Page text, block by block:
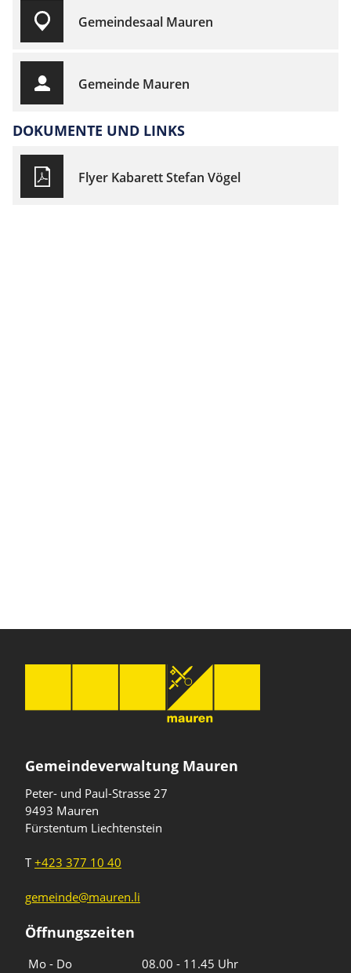
Gemeindesaal Mauren
Gemeinde Mauren
DOKUMENTE UND LINKS
Flyer Kabarett Stefan Vögel
Gemeindeverwaltung Mauren
Peter- und Paul-Strasse 27
9493 Mauren
Fürstentum Liechtenstein
T+423 377 10 40
gemeinde@mauren.li
Öffnungszeiten
Mo - Do
08.00 - 11.45 Uhr